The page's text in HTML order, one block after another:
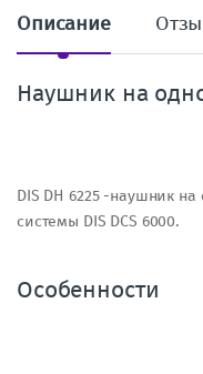
Описание
Наушник на
DIS DH 6225 -наушник
системы DIS DCS 6000.
Особенности